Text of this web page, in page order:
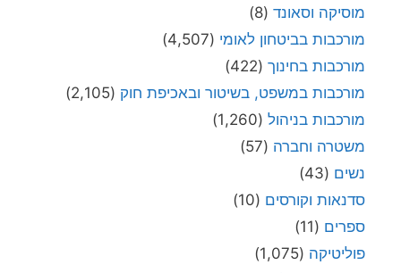
מוסיקה וסאונד (8)
מורכבות בביטחון לאומי (4,507)
מורכבות בחינוך (422)
מורכבות במשפט, בשיטור ובאכיפת חוק (2,105)
מורכבות בניהול (1,260)
משטרה וחברה (57)
נשים (43)
סדנאות וקורסים (10)
ספרים (11)
פוליטיקה (1,075)